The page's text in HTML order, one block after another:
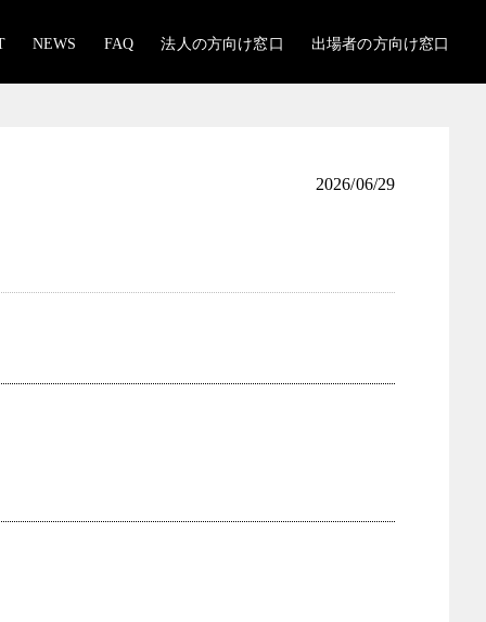
NEWS FAQ 法人の方向け窓口 出場者の方向け窓口
2026/06/29